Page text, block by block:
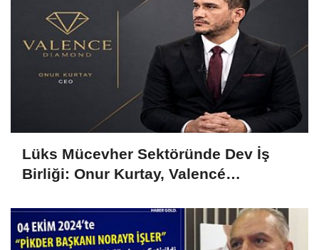
Lüks Mücevher Sektöründe Dev İş
Birliği: Onur Kurtay, Valencé
Oldu!